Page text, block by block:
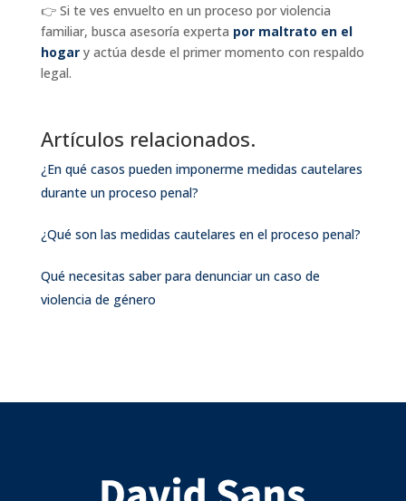
👉 Si te ves envuelto en un proceso por violencia
familiar, busca asesoría experta por maltrato en el
hogary actúa desde el primer momento con respaldo
legal.
Artículos relacionados.
¿En qué casos pueden imponerme medidas cautelares
durante un proceso penal?
¿Qué son las medidas cautelares en el proceso penal?
Qué necesitas saber para denunciar un caso de
violencia de género